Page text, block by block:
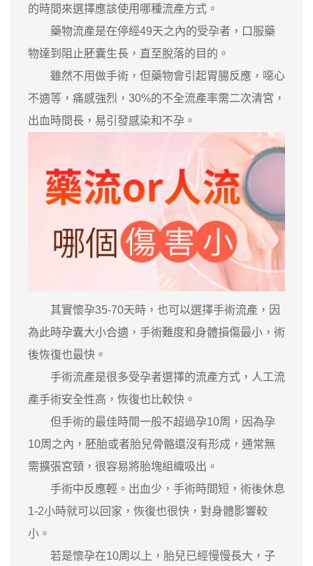
的時間來選擇應該使用哪種流產方式。
藥物流產是在停經49天之內的受孕者，口服藥
物達到阻止胚囊生長，直至脫落的目的。
雖然不用做手術，但藥物會引起胃腸反應，噁心
不適等，痛感強烈，30%的不全流產率需二次清宮，
出血時間長，易引發感染和不孕。
其實懷孕35-70天時，也可以選擇手術流產，因
為此時孕囊大小合適，手術難度和身體損傷最小，術
後恢復也最快。
手術流產是很多受孕者選擇的流產方式，人工流
產手術安全性高，恢復也比較快。
但手術的最佳時間一般不超過孕10周，因為孕
10周之內，胚胎或者胎兒骨骼還沒有形成，通常無
需擴張宮頸，很容易將胎塊組織吸出。
手術中反應輕。出血少，手術時間短，術後休息
1-2小時就可以回家，恢復也很快，對身體影響較
小。
若是懷孕在10周以上，胎兒已經慢慢長大，子